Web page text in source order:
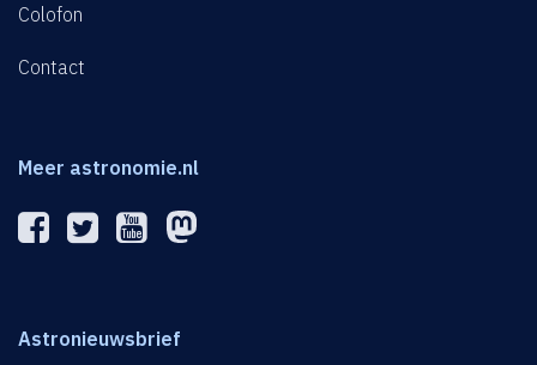
Colofon
Contact
Meer astronomie.nl
Astronieuwsbrief